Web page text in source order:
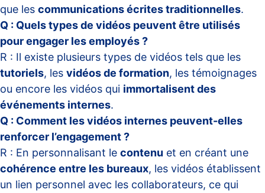
que les communications écrites traditionnelles.
Q : Quels types de vidéos peuvent être utilisés
pour engager les employés ?
R : Il existe plusieurs types de vidéos tels que les
tutoriels, les vidéos de formation, les témoignages
ou encore les vidéos qui immortalisent des
événements internes.
Q : Comment les vidéos internes peuvent-elles
renforcer l’engagement ?
R : En personnalisant le contenu et en créant une
cohérence entre les bureaux, les vidéos établissent
un lien personnel avec les collaborateurs, ce qui